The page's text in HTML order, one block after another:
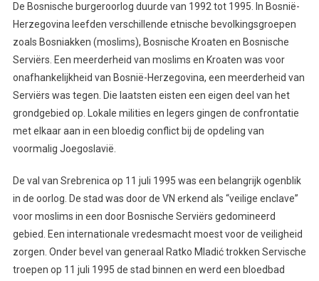
De Bosnische burgeroorlog duurde van 1992 tot 1995. In Bosnië-
Herzegovina leefden verschillende etnische bevolkingsgroepen
zoals Bosniakken (moslims), Bosnische Kroaten en Bosnische
Serviërs. Een meerderheid van moslims en Kroaten was voor
onafhankelijkheid van Bosnië-Herzegovina, een meerderheid van
Serviërs was tegen. Die laatsten eisten een eigen deel van het
grondgebied op. Lokale milities en legers gingen de confrontatie
met elkaar aan in een bloedig conflict bij de opdeling van
voormalig Joegoslavië.
De val van Srebrenica op 11 juli 1995 was een belangrijk ogenblik
in de oorlog. De stad was door de VN erkend als “veilige enclave”
voor moslims in een door Bosnische Serviërs gedomineerd
gebied. Een internationale vredesmacht moest voor de veiligheid
zorgen. Onder bevel van generaal Ratko Mladić trokken Servische
troepen op 11 juli 1995 de stad binnen en werd een bloedbad